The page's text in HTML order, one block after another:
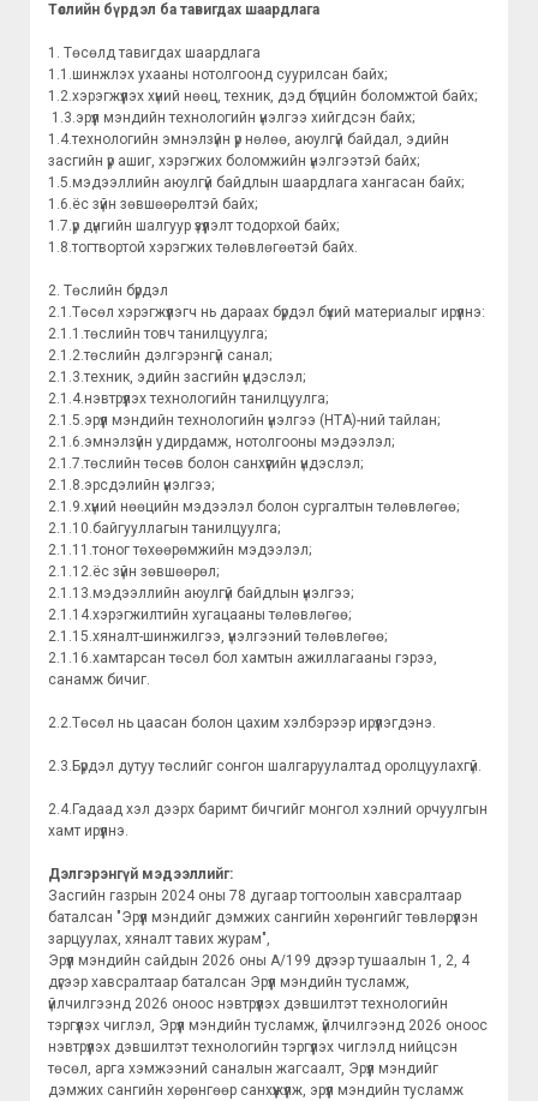
Төслийн бүрдэл ба тавигдах шаардлага
1. Төсөлд тавигдах шаардлага
1.1.шинжлэх ухааны нотолгоонд суурилсан байх;
1.2.хэрэгжүүлэх хүний нөөц, техник, дэд бүтцийн боломжтой байх;
1.3.эрүүл мэндийн технологийн үнэлгээ хийгдсэн байх;
1.4.технологийн эмнэлзүйн үр нөлөө, аюулгүй байдал, эдийн
засгийн үр ашиг, хэрэгжих боломжийн үнэлгээтэй байх;
1.5.мэдээллийн аюулгүй байдлын шаардлага хангасан байх;
1.6.ёс зүйн зөвшөөрөлтэй байх;
1.7.үр дүнгийн шалгуур үзүүлэлт тодорхой байх;
1.8.тогтвортой хэрэгжих төлөвлөгөөтэй байх.
2. Төслийн бүрдэл
2.1.Төсөл хэрэгжүүлэгч нь дараах бүрдэл бүхий материалыг ирүүлнэ:
2.1.1.төслийн товч танилцуулга;
2.1.2.төслийн дэлгэрэнгүй санал;
2.1.3.техник, эдийн засгийн үндэслэл;
2.1.4.нэвтрүүлэх технологийн танилцуулга;
2.1.5.эрүүл мэндийн технологийн үнэлгээ (HTA)-ний тайлан;
2.1.6.эмнэлзүйн удирдамж, нотолгооны мэдээлэл;
2.1.7.төслийн төсөв болон санхүүгийн үндэслэл;
2.1.8.эрсдэлийн үнэлгээ;
2.1.9.хүний нөөцийн мэдээлэл болон сургалтын төлөвлөгөө;
2.1.10.байгууллагын танилцуулга;
2.1.11.тоног төхөөрөмжийн мэдээлэл;
2.1.12.ёс зүйн зөвшөөрөл;
2.1.13.мэдээллийн аюулгүй байдлын үнэлгээ;
2.1.14.хэрэгжилтийн хугацааны төлөвлөгөө;
2.1.15.хяналт-шинжилгээ, үнэлгээний төлөвлөгөө;
2.1.16.хамтарсан төсөл бол хамтын ажиллагааны гэрээ,
санамж бичиг.
2.2.Төсөл нь цаасан болон цахим хэлбэрээр ирүүлэгдэнэ.
2.3.Бүрдэл дутуу төслийг сонгон шалгаруулалтад оролцуулахгүй.
2.4.Гадаад хэл дээрх баримт бичгийг монгол хэлний орчуулгын
хамт ирүүлнэ.
Дэлгэрэнгүй мэдээллийг:
Засгийн газрын 2024 оны 78 дугаар тогтоолын хавсралтаар
баталсан "Эрүүл мэндийг дэмжих сангийн хөрөнгийг төвлөрүүлэн
зарцуулах, хяналт тавих журам",
Эрүүл мэндийн сайдын 2026 оны А/199 дүгээр тушаалын 1, 2, 4
дүгээр хавсралтаар баталсан Эрүүл мэндийн тусламж,
үйлчилгээнд 2026 оноос нэвтрүүлэх дэвшилтэт технологийн
тэргүүлэх чиглэл, Эрүүл мэндийн тусламж, үйлчилгээнд 2026 оноос
нэвтрүүлэх дэвшилтэт технологийн тэргүүлэх чиглэлд нийцсэн
төсөл, арга хэмжээний саналын жагсаалт, Эрүүл мэндийг
дэмжих сангийн хөрөнгөөр санхүүжүүлж, эрүүл мэндийн тусламж